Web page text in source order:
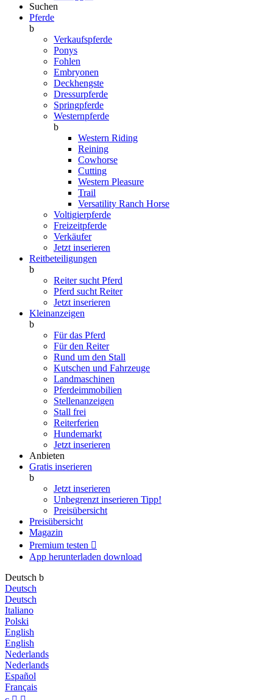
Suchen
Pferde
b
Verkaufspferde
Ponys
Fohlen
Embryonen
Deckhengste
Dressurpferde
Springpferde
Westernpferde
b
Western Riding
Reining
Cowhorse
Cutting
Western Pleasure
Trail
Versatility Ranch Horse
Voltigierpferde
Freizeitpferde
Verkäufer
Jetzt inserieren
Reitbeteiligungen
b
Reiter sucht Pferd
Pferd sucht Reiter
Jetzt inserieren
Kleinanzeigen
b
Für das Pferd
Für den Reiter
Rund um den Stall
Kutschen und Fahrzeuge
Landmaschinen
Pferdeimmobilien
Stellenanzeigen
Stall frei
Reiterferien
Hundemarkt
Jetzt inserieren
Anbieten
Gratis inserieren
b
Jetzt inserieren
Unbegrenzt inserieren Tipp!
Preisübersicht
Preisübersicht
Magazin
Premium testen 
App herunterladen download
Deutsch b
Deutsch
Deutsch
Italiano
Polski
English
English
Nederlands
Nederlands
Español
Français